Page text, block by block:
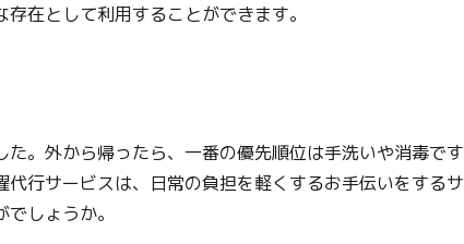
在として利用することができます。
。外から帰ったら、一番の優先順位は手洗いや消毒で
行サービスは、日常の負担を軽くするお手伝いをする
しょうか。